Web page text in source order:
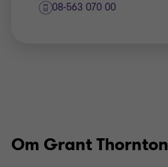
08-563 070 00
Om Grant Thornton